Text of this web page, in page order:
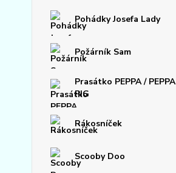
Pohádky Josefa Lady
Požárník Sam
Prasátko PEPPA / PEPPA
PIG
Rákosníček
Scooby Doo